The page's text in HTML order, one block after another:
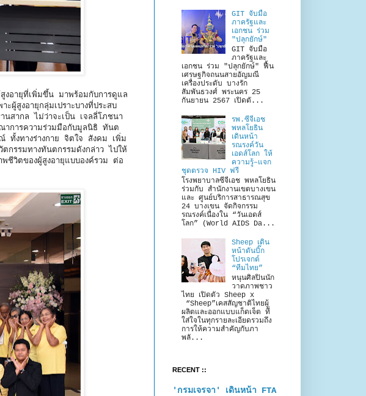
งอายุที่เพิ่มขึ้น มาพร้อมกับการดูแล
ผู้สูงอายุกลุ่มเปราะบางที่ประสบ
สากล ไม่ว่าจะเป็น เจลลี่โภชนา
การความร่วมมือกับมูลนิธิ ทันต
ทั้งทางร่างกาย จิตใจ สังคม เพิ่ม
กรรมทางทันตกรรมดังกล่าว ไปให้
ชีวิตของผู้สูงอายุแบบองค์รวม ต่อ
GIT จับมือ
ภาครัฐและ
เอกชน ร่วม
"ปลุกยักษ์"
GIT จับมือ
ภาครัฐและ
เอกชน ร่วม "ปลุกยักษ์" ฟื้น
เศรษฐกิจถนนสายอัญมณี
เครื่องประดับ บางรัก
สัมพันธวงศ์ พระนคร 25
กันยายน 2567 เปิดตั...
รพ.ซีจีเอช
พหลโยธิน
เดินหน้า
รณรงค์วัน
เอดส์โลก ให้
ความรู้–แจก
ชุดตรวจ HIV ฟรี
โรงพยาบาลซีจีเอช พหลโยธิน
ร่วมกับ สำนักงานเขตบางเขน
และ ศูนย์บริการสาธารณสุข
24 บางเขน จัดกิจกรรม
รณรงค์เนื่องใน “วันเอดส์
โลก” (World AIDS Da...
Sheep เดิน
หน้าดันบิ๊ก
โปรเจกต์
“ทีมไทย”
หนุนศิลปินนัก
วาดภาพชาว
ไทย เปิดตัว Sheep x
“Sheep”เคสสัญชาติไทยผู้
ผลิตและออกแบบแก็ดเจ็ต ที่
ใส่ใจในทุกรายละเอียดรวมถึง
การให้ความสำคัญกับภา
พลั...
RECENT ::
'กรมเจรจา' เดินหน้า FTA